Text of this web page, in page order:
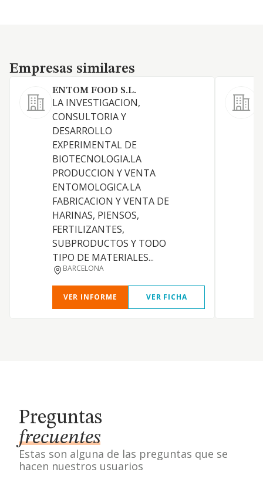
Empresas similares
Empresas similares
ENTOM FOOD S.L.
LA INVESTIGACION,
CONSULTORIA Y
DESARROLLO
EXPERIMENTAL DE
BIOTECNOLOGIA.LA
PRODUCCION Y VENTA
ENTOMOLOGICA.LA
FABRICACION Y VENTA DE
HARINAS, PIENSOS,
FERTILIZANTES,
SUBPRODUCTOS Y TODO
TIPO DE MATERIALES...
BARCELONA
VER INFORME VER FICHA
Preguntas
frecuentes
Estas son alguna de las preguntas que se
hacen nuestros usuarios